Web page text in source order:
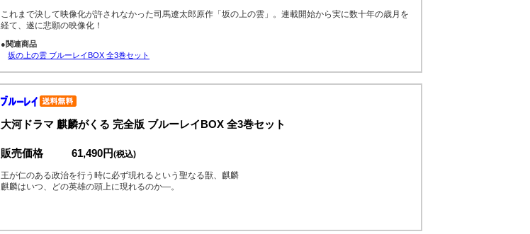
これまで決して映像化が許されなかった司馬遼太郎原作「坂の上の雲」。連載開始から実に数十年の歳月を
経て、遂に悲願の映像化！
●関連商品
坂の上の雲 ブルーレイBOX 全3巻セット
大河ドラマ 麒麟がくる 完全版 ブルーレイBOX 全3巻セット
販売価格 61,490円(税込)
王が仁のある政治を行う時に必ず現れるという聖なる獣、麒麟
麒麟はいつ、どの英雄の頭上に現れるのか―。